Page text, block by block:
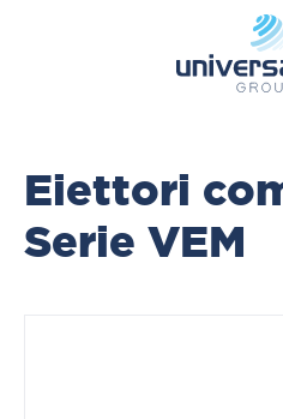
Eiettori
Eiettori
Serie VEM